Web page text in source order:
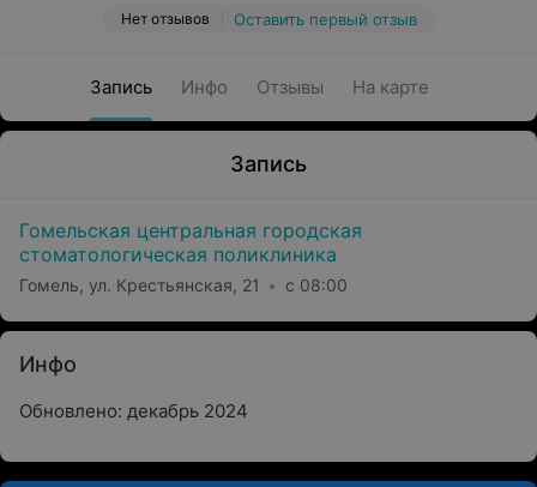
Нет отзывов Оставить первый отзыв
Запись Инфо Отзывы На карте
Запись
Гомельская центральная городская
стоматологическая поликлиника
Гомель, ул. Крестьянская, 21 с 08:00
Инфо
Обновлено: декабрь 2024